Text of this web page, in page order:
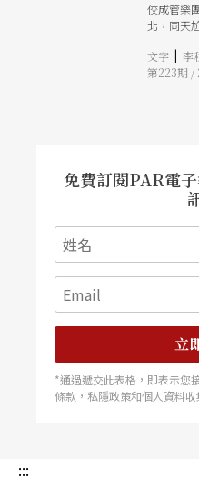
佼成管樂
北，同天
文字 | 李
第223期 /
免費訂閱PAR電
立
*通過遞交此表格，即表示您
條款，私隱政策和個人資料收
:::